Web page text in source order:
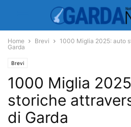
Home Brevi
1000 Miglia 2025: auto
Garda
Brevi
1000 Miglia
storiche
di Garda